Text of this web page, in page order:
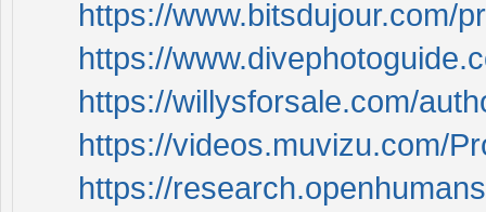
https://www.bitsdujour.com/
https://
https://willysforsale.com/
https://videos.muvizu.com/
https://